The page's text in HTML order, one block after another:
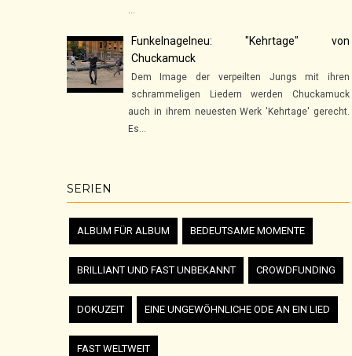
...
Funkelnagelneu: "Kehrtage" von
Chuckamuck
Dem Image der verpeilten Jungs mit ihren
schrammeligen Liedern werden Chuckamuck
auch in ihrem neuesten Werk 'Kehrtage' gerecht.
Es...
SERIEN
ALBUM FÜR ALBUM BEDEUTSAME MOMENTE
BRILLIANT UND FAST UNBEKANNT CROWDFUNDING
DOKUZEIT EINE UNGEWÖHNLICHE ODE AN EIN LIED
FAST WELTWEIT